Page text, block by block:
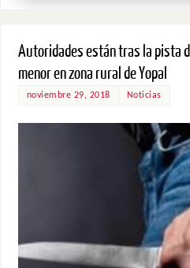
Autoridades están tras la pista
menor en zona rural de Yopal
noviembre 29, 2018 Noticias